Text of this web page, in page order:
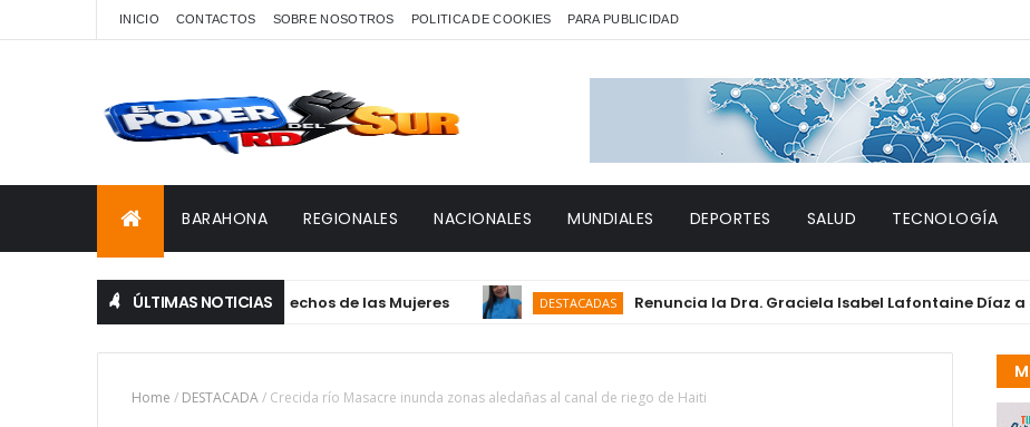
INICIO CONTACTOS SOBRE NOSOTROS POLITICA DE COOKIES PARA PUBLICIDAD
BARAHONA REGIONALES NACIONALES MUNDIALES DEPORTES SALUD TECNOLOGÍA
ÚLTIMAS NOTICIAS
prioridades en salud y derechos de las Mujeres DESTACADAS Renuncia la Dra. Graciela Isabel Lafontaine Díaz a su
Home / DESTACADA/ Crecida río Masacre inunda zonas aledañas al canal de riego de Haiti